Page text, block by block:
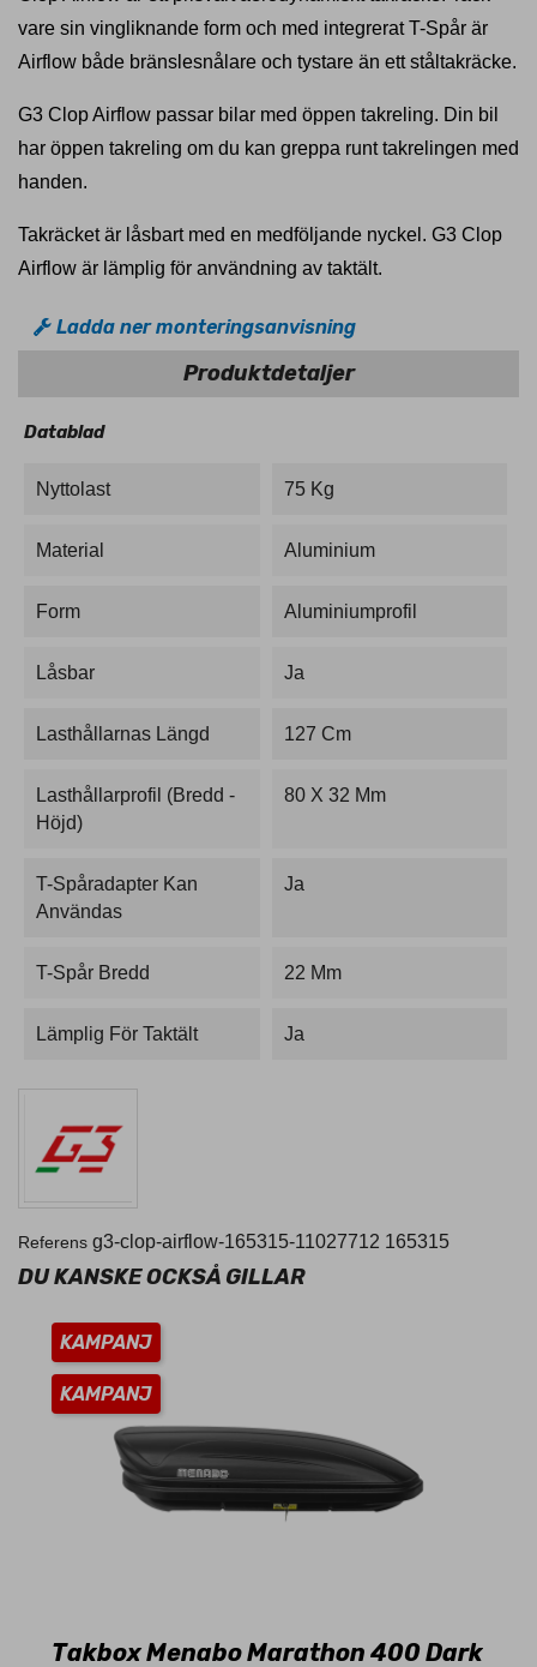
vare sin vingliknande form och med integrerat T-Spår är
Airflow både bränslesnålare och tystare än ett ståltakräcke.
G3 Clop Airflow passar bilar med öppen takreling. Din bil
har öppen takreling om du kan greppa runt takrelingen med
handen.
Takräcket är låsbart med en medföljande nyckel. G3 Clop
Airflow är lämplig för användning av taktält.
Ladda ner monteringsanvisning
Produktdetaljer
Datablad
Nyttolast 75 Kg
Material Aluminium
Form Aluminiumprofil
Låsbar Ja
Lasthållarnas Längd 127 Cm
Lasthållarprofil (bredd -
Höjd)
80 X 32 Mm
T-Spåradapter Kan
Användas
Ja
T-Spår Bredd 22 Mm
Lämplig För Taktält Ja
Referens g3-clop-airflow-165315-11027712 165315
DU KANSKE OCKSÅ GILLAR
Takbox Menabo Marathon 400 Dark
KAMPANJ
KAMPANJ